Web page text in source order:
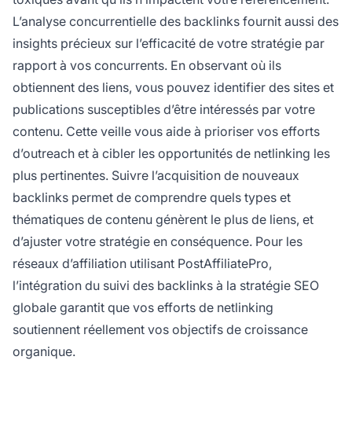
L’analyse concurrentielle des backlinks fournit aussi des
insights précieux sur l’efficacité de votre stratégie par
rapport à vos concurrents. En observant où ils
obtiennent des liens, vous pouvez identifier des sites et
publications susceptibles d’être intéressés par votre
contenu. Cette veille vous aide à prioriser vos efforts
d’outreach et à cibler les opportunités de netlinking les
plus pertinentes. Suivre l’acquisition de nouveaux
backlinks permet de comprendre quels types et
thématiques de contenu génèrent le plus de liens, et
d’ajuster votre stratégie en conséquence. Pour les
réseaux d’affiliation utilisant PostAffiliatePro,
l’intégration du suivi des backlinks à la stratégie SEO
globale garantit que vos efforts de netlinking
soutiennent réellement vos objectifs de croissance
organique.